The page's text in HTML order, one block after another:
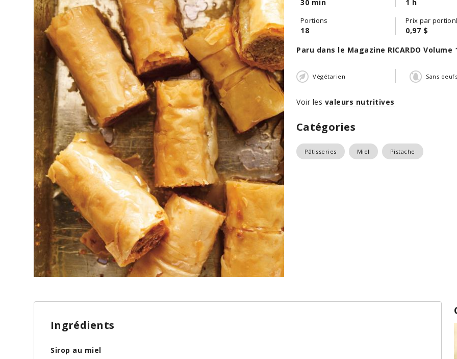
30 min 1 h
Portions
18
Prix par portion
0,97 $
Paru dans le Magazine RICARDO Volume
Végétarien Sans oeufs
Voir les valeurs nutritives
Catégories
Pâtisseries Miel Pistache
Ingrédients
Sirop au miel